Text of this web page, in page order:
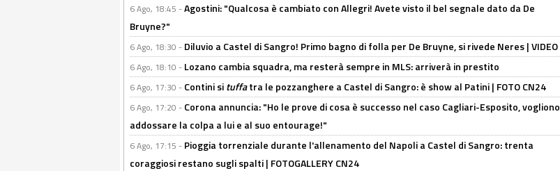
6 Ago, 18:45 -Agostini: "Qualcosa è cambiato con Allegri! Avete visto il bel segnale dato da De
Bruyne?"
6 Ago, 18:30 - Diluvio a Castel di Sangro! Primo bagno di folla per De Bruyne, si rivede Neres | VIDEO
6 Ago, 18:10 - Lozano cambia squadra, ma resterà sempre in MLS: arriverà in prestito
6 Ago, 17:30 - Contini situffatra le pozzanghere a Castel di Sangro: è show al Patini | FOTO CN24
6 Ago, 17:20 - Corona annuncia: "Ho le prove di cosa è successo nel caso Cagliari-Esposito, vogliono
addossare la colpa a lui e al suo entourage!"
6 Ago, 17:15 - Pioggia torrenziale durante l'allenamento del Napoli a Castel di Sangro: trenta
coraggiosi restano sugli spalti | FOTOGALLERY CN24